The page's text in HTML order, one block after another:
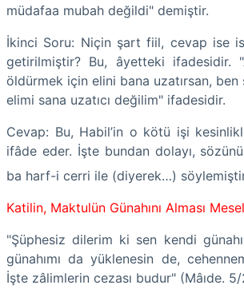
müdafaa mubah değildi" demiştir.
İkinci Soru: Niçin şart fiil, cevap ise
getirilmiştir? Bu, âyetteki ifadesidir.
öldürmek için elini bana uzatırsan,
elimi sana uzatıcı değilim" ifadesidir.
Cevap: Bu, Habil’in o kötü işi
ifâde eder. İşte bundan dolayı,
ba harf-i cerri ile (diyerek…)
Katilin, Maktulün Günahını Alması
"Şüphesiz dilerim ki sen kendi
günahımı da yüklenesin de,
İşte zâlimlerin cezası budur" (Mâıde.